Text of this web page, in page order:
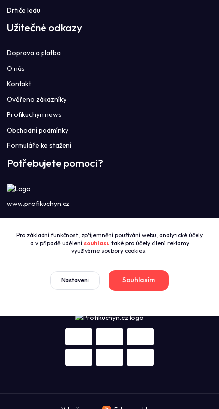
Drtiče ledu
Užitečné odkazy
Doprava a platba
O nás
Kontakt
Ověřeno zákazníky
Profikuchyn news
Obchodní podmínky
Formuláře ke stažení
Potřebujete pomoci?
www.profikuchyn.cz
+420774421626
(Po-Pá 8:00-16:00)
sales@profikuchyn.cz
Pro základní funkčnost, zpříjemnění používání webu, analytické účely
a v případě udělení souhlasu také pro účely cílení reklamy
využíváme soubory cookies.
Nastavení Souhlasím